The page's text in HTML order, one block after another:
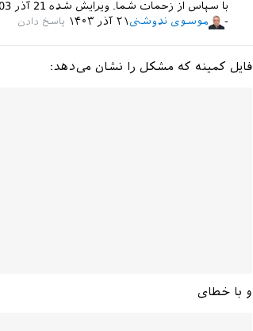
با سپاس از زحمات شما. ویرایش شده 21 آذر 1403
۲۱ آذر ۱۴۰۳ موسوی ندوشنی
فایل کمینه که مشکل را نشان می‌دهد:
و با خطای